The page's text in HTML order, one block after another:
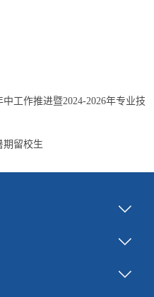
工作推进暨2024-2026年专业技
期留校生